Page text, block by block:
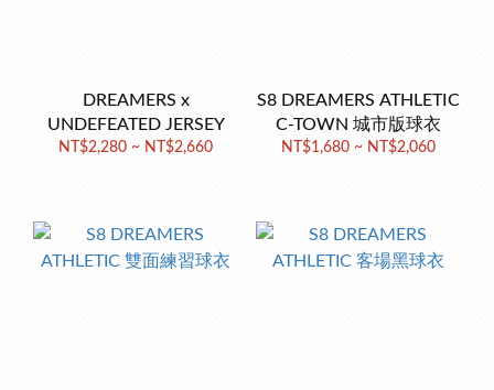
DREAMERS x
UNDEFEATED JERSEY
NT$2,280 ~ NT$2,660
S8 DREAMERS ATHLETIC
C-TOWN 城市版球衣
NT$1,680 ~ NT$2,060